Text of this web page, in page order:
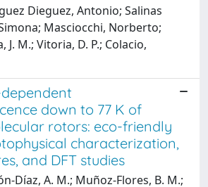
Dieguez, Antonio; Salinas
Masciocchi, Norberto;
M.; Vitoria, D. P.; Colacio,
down to 77 K of
rotors: eco-friendly
characterization,
and DFT studies
Díaz, A. M.; Muñoz-Flores, B. M.;